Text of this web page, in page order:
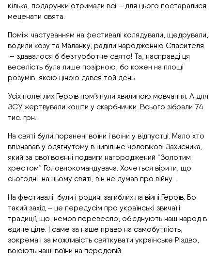
кілька, подарунки отримали всі – для цього постаралися
меценати свята.
Поміж частуванням на фестивалі колядували, щедрували,
водили козу та Маланку, раділи народженню Спасителя
– здавалося б безтурботне свято! Та, насправді ця
веселість була лише позірною, бо кожен на площі
розумів, якою ціною дався той день.
Усіх полеглих Героїв пом’янули хвилиною мовчання. А для
ЗСУ жертвували кошти у скарбнички. Всього зібрали 74
тис. грн.
На святі були поранені воїни і воїни у відпустці. Мало хто
впізнавав у одягнутому в цивільне чоловікові Захисника,
який за свої воєнні подвиги нагороджений “Золотим
хрестом” Головнокомандувача. Хочеться вірити, що
сьогодні, на цьому святі, він не думав про війну…
На фестивалі були і родичі загиблих на війні Героїв. Бо
такий захід – це передусім про українські звичаї і
традиції, що, немов перевесло, об’єднують наш народ в
єдине ціле. І саме за наше право на самобутність,
зокрема і за можливість святкувати українське Різдво,
воюють наші воїни на передовій.